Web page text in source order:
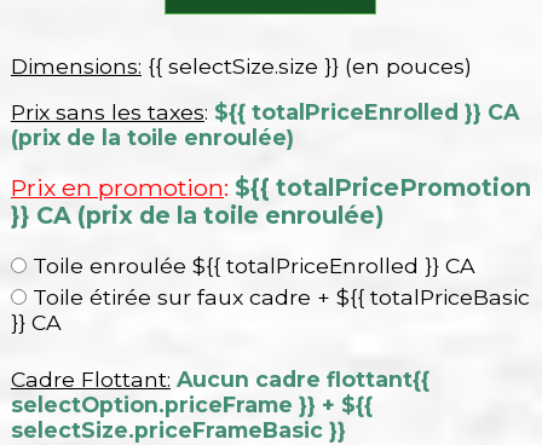
Dimensions: {{ selectSize.size }} (en pouces)
Prix sans les taxes: ${{ totalPriceEnrolled }} CA
(prix de la toile enroulée)
Prix en promotion: ${{ totalPricePromotion
}} CA (prix de la toile enroulée)
Toile enroulée ${{ totalPriceEnrolled }} CA
Toile étirée sur faux cadre + ${{ totalPriceBasic
}} CA
Cadre Flottant: Aucun cadre flottant{{
selectOption.priceFrame }} + ${{
selectSize.priceFrameBasic }}